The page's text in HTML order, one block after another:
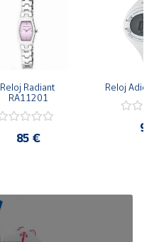
Reloj Radiant
RA11201
85 €
Reloj